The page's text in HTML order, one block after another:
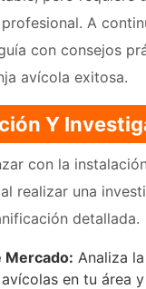
A
con consejos
avícola exitosa.
Y
con la
realizar una
detallada.
Mercado: Analiza
en tu área